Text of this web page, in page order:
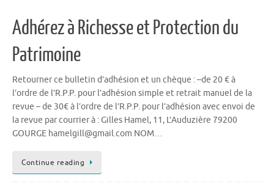
Adhérez à Richesse et Protection du
Patrimoine
Retourner ce bulletin d’adhésion et un chèque : –de 20 € à
l’ordre de l’R.P.P. pour l’adhésion simple et retrait manuel de la
revue – de 30€ à l’ordre de l’R.P.P. pour l’adhésion avec envoi de
la revue par courrier à : Gilles Hamel, 11, L’Auduzière 79200
GOURGE hamelgill@gmail.com NOM…
Continue reading